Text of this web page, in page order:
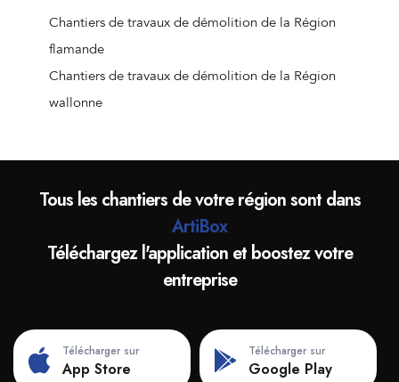
Chantiers de travaux de démolition de la Région
flamande
Chantiers de travaux de démolition de la Région
wallonne
Tous les chantiers de votre région sont dans
ArtiBox
Téléchargez l'application et boostez votre
entreprise
Télécharger sur
App Store
Télécharger sur
Google Play